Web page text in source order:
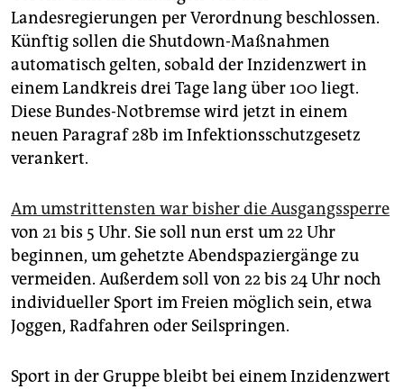
Landesregierungen per Verordnung beschlossen.
Künftig sollen die Shutdown-Maßnahmen
automatisch gelten, sobald der Inzidenzwert in
einem Landkreis drei Tage lang über 100 liegt.
Diese Bundes-Notbremse wird jetzt in einem
neuen Paragraf 28b im Infektionsschutzgesetz
verankert.
Am umstrittensten war bisher die Ausgangssperre
von 21 bis 5 Uhr. Sie soll nun erst um 22 Uhr
beginnen, um gehetzte Abendspaziergänge zu
vermeiden. Außerdem soll von 22 bis 24 Uhr noch
individueller Sport im Freien möglich sein, etwa
Joggen, Radfahren oder Seilspringen.
Sport in der Gruppe bleibt bei einem Inzidenzwert